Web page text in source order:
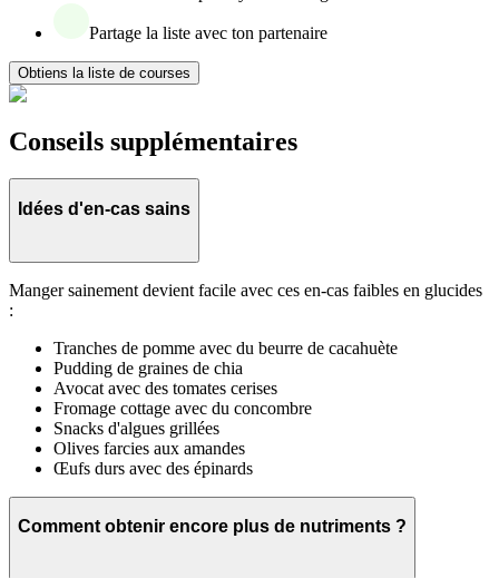
Partage la liste avec ton partenaire
Obtiens la liste de courses
Conseils supplémentaires
Idées d'en-cas sains
Manger sainement devient facile avec ces en-cas faibles en glucides
:
Tranches de pomme avec du beurre de cacahuète
Pudding de graines de chia
Avocat avec des tomates cerises
Fromage cottage avec du concombre
Snacks d'algues grillées
Olives farcies aux amandes
Œufs durs avec des épinards
Comment obtenir encore plus de nutriments ?